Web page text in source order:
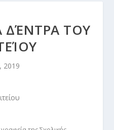
ΔΈΝΤΡΑ ΤΟΥ
2019